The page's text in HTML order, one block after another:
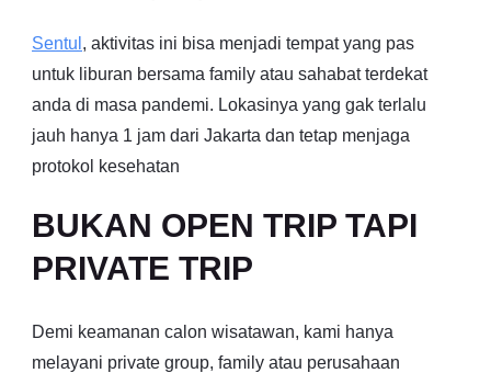
Sentul , aktivitas ini bisa menjadi tempat yang pas
untuk liburan bersama family atau sahabat terdekat
anda di masa pandemi. Lokasinya yang gak terlalu
jauh hanya 1 jam dari Jakarta dan tetap menjaga
protokol kesehatan
BUKAN OPEN TRIP TAPI
PRIVATE TRIP
Demi keamanan calon wisatawan, kami hanya
melayani private group, family atau perusahaan